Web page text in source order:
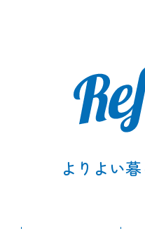
よりよい